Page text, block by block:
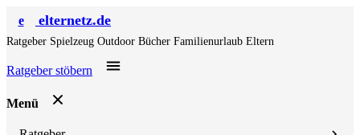
e elternetz.de
Ratgeber Spielzeug Outdoor Bücher Familienurlaub Eltern
Ratgeber stöbern
Menü